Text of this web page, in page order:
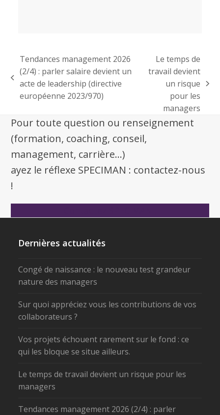
Tendances management 2026
(2/4) : parler salaire devient un
acte de leadership (directive
européenne 2023/970)
Le temps de
travail devient
un risque
pour les
managers
Pour toute question ou renseignement
(formation, coaching, conseil,
management, carrière...)
ayez le réflexe SPECIMAN : contactez-nous
!
Dernières actualités
Congé de naissance : le nouveau test grandeur
nature des managers
Sur quoi appréciez vous les contributions de vos
collaborateurs ?
Vos projets échouent rarement sur le fond : ce
qui les bloque se situe ailleurs.
Le temps de travail devient un risque pour les
managers
Tendances management 2026 (2/4) : parler